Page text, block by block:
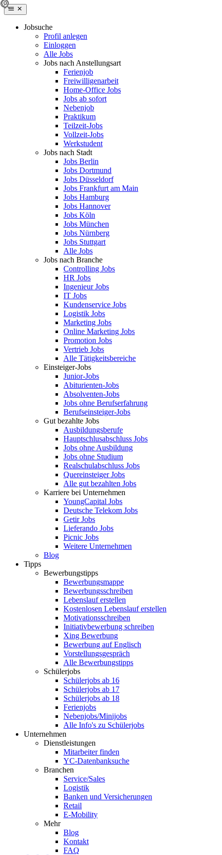
Jobsuche
Profil anlegen
Einloggen
Alle Jobs
Jobs nach Anstellungsart
Ferienjob
Freiwilligenarbeit
Home-Office Jobs
Jobs ab sofort
Nebenjob
Praktikum
Teilzeit-Jobs
Vollzeit-Jobs
Werkstudent
Jobs nach Stadt
Jobs Berlin
Jobs Dortmund
Jobs Düsseldorf
Jobs Frankfurt am Main
Jobs Hamburg
Jobs Hannover
Jobs Köln
Jobs München
Jobs Nürnberg
Jobs Stuttgart
Alle Jobs
Jobs nach Branche
Controlling Jobs
HR Jobs
Ingenieur Jobs
IT Jobs
Kundenservice Jobs
Logistik Jobs
Marketing Jobs
Online Marketing Jobs
Promotion Jobs
Vertrieb Jobs
Alle Tätigkeitsbereiche
Einsteiger-Jobs
Junior-Jobs
Abiturienten-Jobs
Absolventen-Jobs
Jobs ohne Berufserfahrung
Berufseinsteiger-Jobs
Gut bezahlte Jobs
Ausbildungsberufe
Hauptschlusabschluss Jobs
Jobs ohne Ausbildung
Jobs ohne Studium
Realschulabschluss Jobs
Quereinsteiger Jobs
Alle gut bezahlten Jobs
Karriere bei Unternehmen
YoungCapital Jobs
Deutsche Telekom Jobs
Getir Jobs
Lieferando Jobs
Picnic Jobs
Weitere Unternehmen
Blog
Tipps
Bewerbungstipps
Bewerbungsmappe
Bewerbungsschreiben
Lebenslauf erstellen
Kostenlosen Lebenslauf erstellen
Motivationsschreiben
Initiativbewerbung schreiben
Xing Bewerbung
Bewerbung auf Englisch
Vorstellungsgespräch
Alle Bewerbungstipps
Schülerjobs
Schülerjobs ab 16
Schülerjobs ab 17
Schülerjobs ab 18
Ferienjobs
Nebenjobs/Minijobs
Alle Info's zu Schülerjobs
Unternehmen
Dienstleistungen
Mitarbeiter finden
YC-Datenbanksuche
Branchen
Service/Sales
Logistik
Banken und Versicherungen
Retail
E-Mobility
Mehr
Blog
Kontakt
FAQ